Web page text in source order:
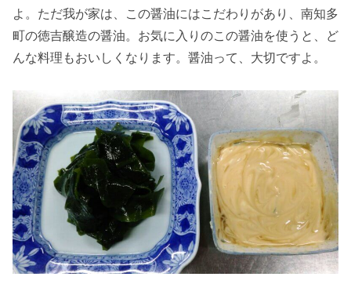
よ。ただ我が家は、この醤油にはこだわりがあり、南知多
町の徳吉醸造の醤油。お気に入りのこの醤油を使うと、ど
んな料理もおいしくなります。醤油って、大切ですよ。